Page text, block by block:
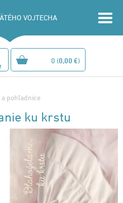
VOJTECHA
0 (0,00 €)
pohľadnice
ku krstu